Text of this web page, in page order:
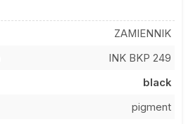
ZAMIENNIK
INK BKP 249
black
pigment